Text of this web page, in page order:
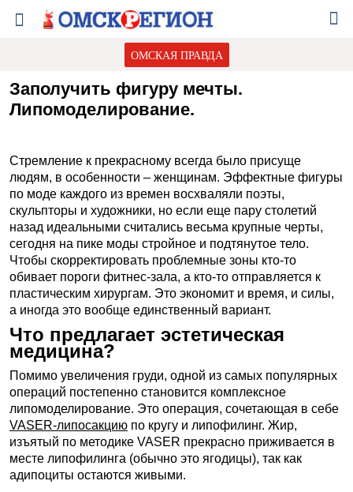
ОМСКАЯ ПРАВДА
Заполучить фигуру мечты.
Липомоделирование.
Стремление к прекрасному всегда было присуще
людям, в особенности – женщинам. Эффектные фигуры
по моде каждого из времен восхваляли поэты,
скульпторы и художники, но если еще пару столетий
назад идеальными считались весьма крупные черты,
сегодня на пике моды стройное и подтянутое тело.
Чтобы скорректировать проблемные зоны кто-то
обивает пороги фитнес-зала, а кто-то отправляется к
пластическим хирургам. Это экономит и время, и силы,
а иногда это вообще единственный вариант.
Что предлагает эстетическая
медицина?
Помимо увеличения груди, одной из самых популярных
операций постепенно становится комплексное
липомоделирование. Это операция, сочетающая в себе
VASER-липосакцию по кругу и липофилинг. Жир,
изъятый по методике VASER прекрасно приживается в
месте липофилинга (обычно это ягодицы), так как
адипоциты остаются живыми.